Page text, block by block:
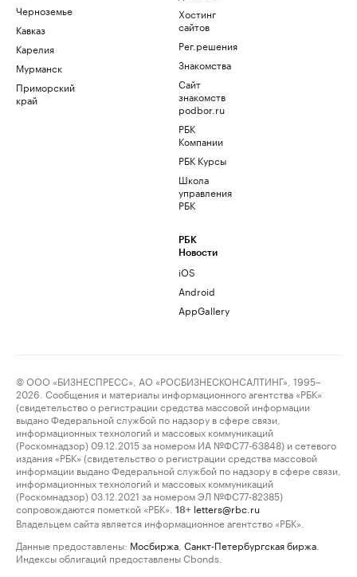
Черноземье
Кавказ
Карелия
Мурманск
Приморский
край
Хостинг
сайтов
Рег.решения
Знакомства
Сайт
знакомств
podbor.ru
РБК
Компании
РБК Курсы
Школа
управления
РБК
РБК
Новости
iOS
Android
AppGallery
© ООО «БИЗНЕСПРЕСС», АО «РОСБИЗНЕСКОНСАЛТИНГ», 1995–
2026. Сообщения и материалы информационного агентства «РБК»
(свидетельство о регистрации средства массовой информации
выдано Федеральной службой по надзору в сфере связи,
информационных технологий и массовых коммуникаций
(Роскомнадзор) 09.12.2015 за номером ИА №ФС77-63848) и сетевого
издания «РБК» (свидетельство о регистрации средства массовой
информации выдано Федеральной службой по надзору в сфере связи,
информационных технологий и массовых коммуникаций
(Роскомнадзор) 03.12.2021 за номером ЭЛ №ФС77-82385)
сопровождаются пометкой «РБК».
18+ letters@rbc.ru
Владельцем сайта является информационное агентство «РБК».
Данные предоставлены: Мосбиржа Санкт-Петербургская биржа
Индексы облигаций предоставлены Cbonds.